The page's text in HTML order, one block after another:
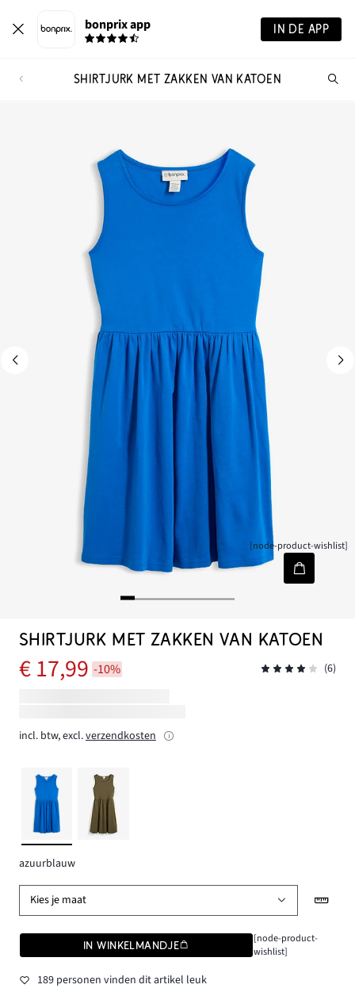
bonprix app IN DE APP
SHIRTJURK MET ZAKKEN VAN KATOEN
[node-product-wishlist]
SHIRTJURK MET ZAKKEN VAN KATOEN
€ 17,99 -10% (6)
incl. btw, excl.verzendkosten
azuurblauw
Kies je maat
IN WINKELMANDJE
[node-product-
wishlist]
189 personen vinden dit artikel leuk